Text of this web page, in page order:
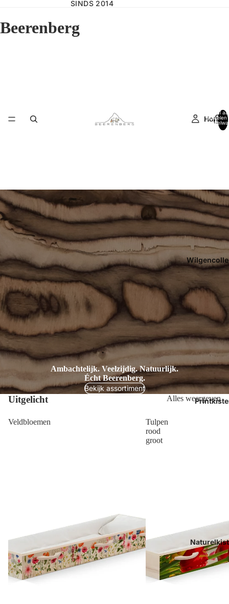
SINDS 2014
Beerenberg
Home
Totaal
artikelen
Ambachtelijk. Veelzijdig. Natuurlijk.
Écht Beerenberg.
Bekijk assortiment
Uitgelicht Alles weergeven
Veldbloemen
Tulpen
rood
groot